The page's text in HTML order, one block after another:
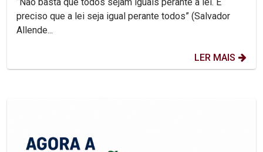
preciso que a lei seja igual perante todos” (Salvador
Allende...
LER MAIS